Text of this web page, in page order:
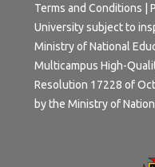
Terms and Conditions |
University subject to
Ministry of National
Multicampus High-
Resolution 17228 of
by the Ministry of